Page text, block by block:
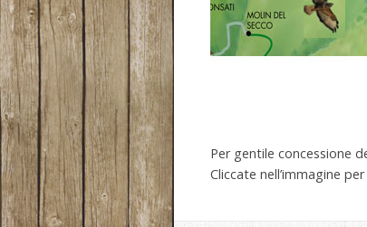
Per gentile concessione
Cliccate nell’immagine